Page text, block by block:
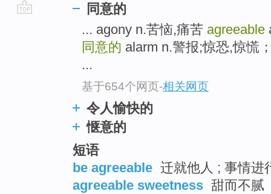
同意的
... agony n.苦恼,痛苦 agreeable
同意的 alarm n.警报;惊恐,惊慌
...
基于654个网页-相关网页
令人愉快的
惬意的
短语
be agreeable 迁就他人 ; 事情进
agreeable sweetness 甜而不腻